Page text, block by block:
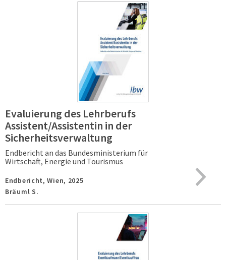
Evaluierung des Lehrberufs
Assistent/Assistentin in der
Sicherheitsverwaltung
Endbericht an das Bundesministerium für
Wirtschaft, Energie und Tourismus
Endbericht,Wien, 2025
Bräuml S.